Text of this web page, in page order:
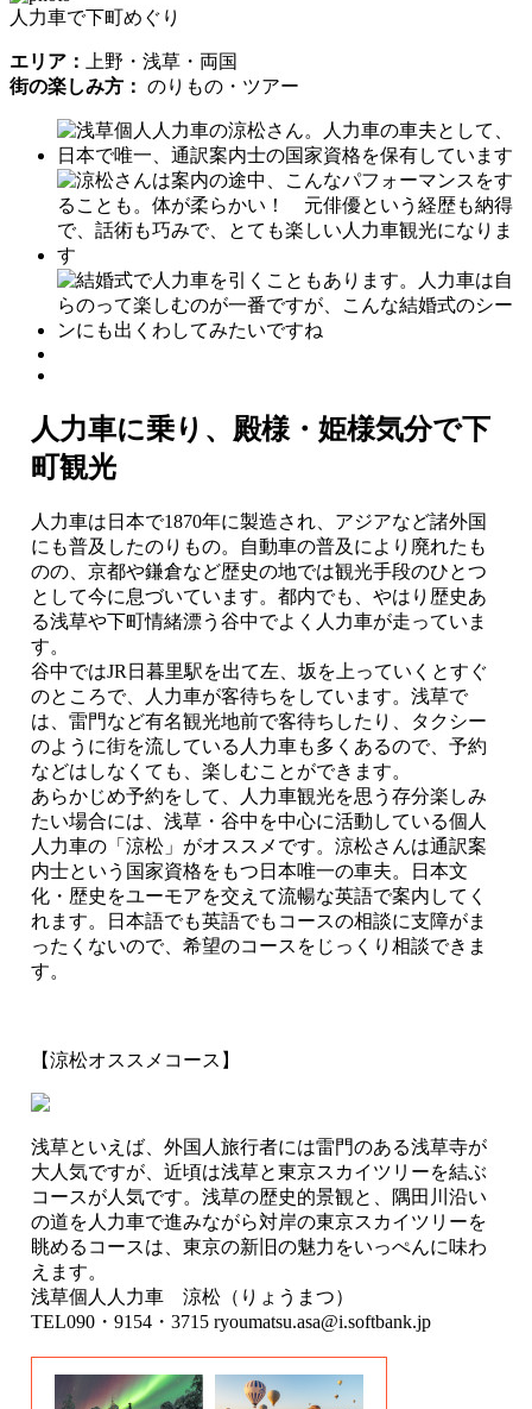
人力車で下町めぐり
エリア：
上野・浅草・両国
街の楽しみ方： のりもの・ツアー
人力車に乗り、殿様・姫様気分で下
町観光
人力車は日本で1870年に製造され、アジアなど諸外国
にも普及したのりもの。自動車の普及により廃れたも
のの、京都や鎌倉など歴史の地では観光手段のひとつ
として今に息づいています。都内でも、やはり歴史あ
る浅草や下町情緒漂う谷中でよく人力車が走っていま
す。
谷中ではJR日暮里駅を出て左、坂を上っていくとすぐ
のところで、人力車が客待ちをしています。浅草で
は、雷門など有名観光地前で客待ちしたり、タクシー
のように街を流している人力車も多くあるので、予約
などはしなくても、楽しむことができます。
あらかじめ予約をして、人力車観光を思う存分楽しみ
たい場合には、浅草・谷中を中心に活動している個人
人力車の「涼松」がオススメです。涼松さんは通訳案
内士という国家資格をもつ日本唯一の車夫。日本文
化・歴史をユーモアを交えて流暢な英語で案内してく
れます。日本語でも英語でもコースの相談に支障がま
ったくないので、希望のコースをじっくり相談できま
す。
【涼松オススメコース】
浅草といえば、外国人旅行者には雷門のある浅草寺が
大人気ですが、近頃は浅草と東京スカイツリーを結ぶ
コースが人気です。浅草の歴史的景観と、隅田川沿い
の道を人力車で進みながら対岸の東京スカイツリーを
眺めるコースは、東京の新旧の魅力をいっぺんに味わ
えます。
浅草個人人力車 涼松（りょうまつ）
TEL090・9154・3715 ryoumatsu.asa@i.softbank.jp